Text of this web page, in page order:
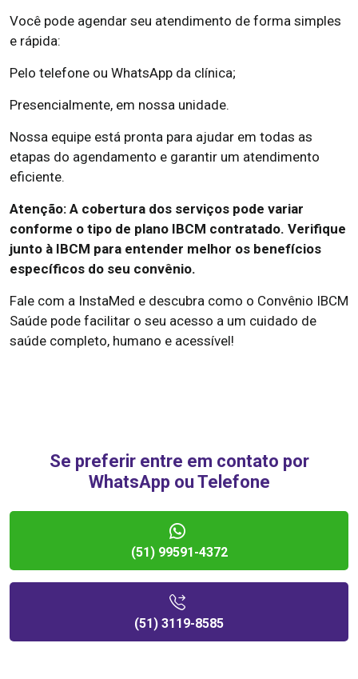
Você pode agendar seu atendimento de forma simples
e rápida:
Pelo telefone ou WhatsApp da clínica;
Presencialmente, em nossa unidade.
Nossa equipe está pronta para ajudar em todas as
etapas do agendamento e garantir um atendimento
eficiente.
Atenção: A cobertura dos serviços pode variar
conforme o tipo de plano IBCM contratado. Verifique
junto à IBCM para entender melhor os benefícios
específicos do seu convênio.
Fale com a InstaMed e descubra como o Convênio IBCM
Saúde pode facilitar o seu acesso a um cuidado de
saúde completo, humano e acessível!
Se preferir entre em contato por
WhatsApp ou Telefone
(51) 99591-4372
(51) 3119-8585